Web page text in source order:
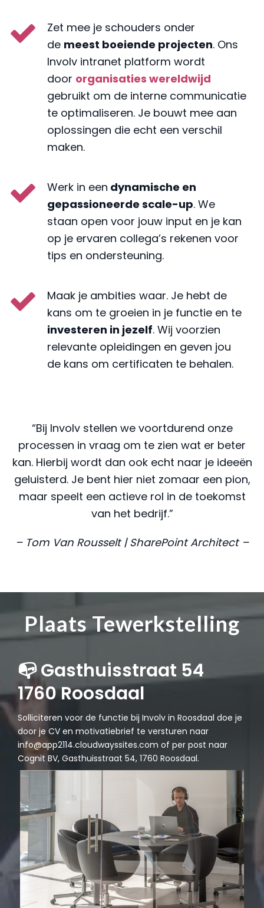
Zet mee je schouders onder
de meest boeiende projecten. Ons
Involv intranet platform wordt
door organisaties wereldwijd
gebruikt om de interne communicatie
te optimaliseren. Je bouwt mee aan
oplossingen die echt een verschil
maken.
Werk in een dynamische en
gepassioneerde scale-up. We
staan open voor jouw input en je kan
op je ervaren collega’s rekenen voor
tips en ondersteuning.
Maak je ambities waar. Je hebt de
kans om te groeien in je functie en te
investeren in jezelf. Wij voorzien
relevante opleidingen en geven jou
de kans om certificaten te behalen.
“Bij Involv stellen we voortdurend onze
processen in vraag om te zien wat er beter
kan. Hierbij wordt dan ook echt naar je ideeën
geluisterd. Je bent hier niet zomaar een pion,
maar speelt een actieve rol in de toekomst
van het bedrijf.”
– Tom Van Rousselt | SharePoint Architect –
Plaats Tewerkstelling
📭 Gasthuisstraat 54
1760 Roosdaal
Solliciteren voor de functie bij Involv in Roosdaal doe je
door je CV en motivatiebrief te versturen naar
info@app2114.cloudwayssites.com of per post naar
Cognit BV, Gasthuisstraat 54, 1760 Roosdaal.